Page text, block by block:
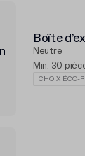
Boîte
Neutre
Min. 30
CHOIX ÉCO-